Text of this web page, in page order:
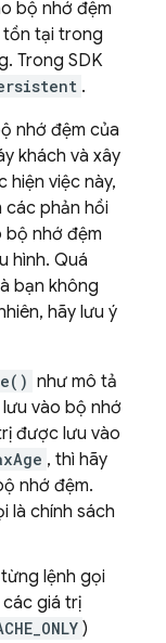
bộ nhớ đệm
tồn tại trong
Trong SDK
.
nhớ đệm của
khách và xây
hiện việc này,
các phản hồi
bộ nhớ đệm
hình. Quá
bạn không
hãy lưu ý
như mô tả
vào bộ nhớ
được lưu vào
, thì hãy
nhớ đệm.
là chính sách
lệnh gọi
giá trị
)